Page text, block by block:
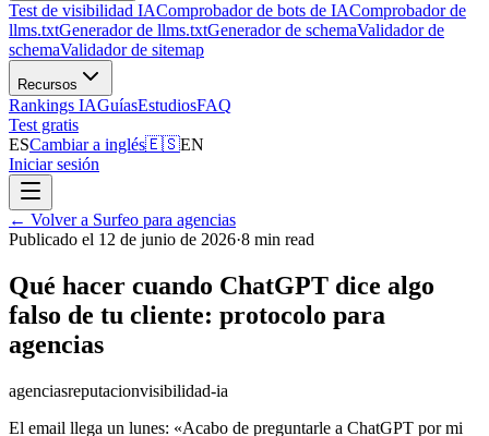
Test de visibilidad IAComprobador de bots de IAComprobador de
llms.txtGenerador de llms.txtGenerador de schemaValidador de
schemaValidador de sitemap
Recursos
Rankings IAGuíasEstudiosFAQ
Test gratis
ESCambiar a inglés🇪🇸EN
Iniciar sesión
← Volver a Surfeo para agencias
Publicado el 12 de junio de 2026·8 min read
Qué hacer cuando ChatGPT dice algo
falso de tu cliente: protocolo para
agencias
agenciasreputacionvisibilidad-ia
El email llega un lunes: «Acabo de preguntarle a ChatGPT por mi